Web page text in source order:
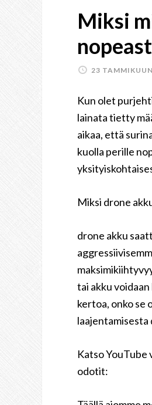
Miksi
23
Kun olet
lainata tietty
aikaa, että
kuolla perille
Miksi drone
drone akku
tai akku
kertoa, onko se
Katso YouTube
odotit: